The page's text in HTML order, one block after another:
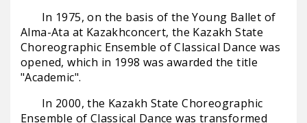
In 1975, on the basis of the Young Ballet of
Alma-Ata at Kazakhconcert, the Kazakh State
Choreographic Ensemble of Classical Dance was
opened, which in 1998 was awarded the title
"Academic".
In 2000, the Kazakh State Choreographic
Ensemble of Classical Dance was transformed